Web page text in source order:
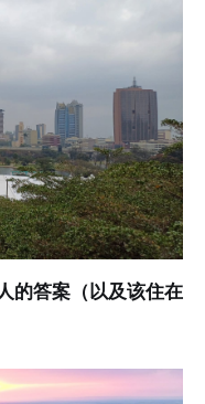
的答案（以及该住在